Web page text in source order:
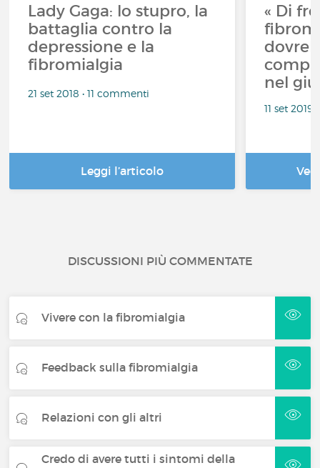
Lady Gaga: lo stupro, la
battaglia contro la
depressione e la
fibromialgia
21 set 2018 • 11 commenti
Leggi l’articolo
« Di
nel
11 set 2019
DISCUSSIONI PIÙ COMMENTATE
Vivere con la fibromialgia
Feedback sulla fibromialgia
Relazioni con gli altri
Credo di avere tutti i sintomi della